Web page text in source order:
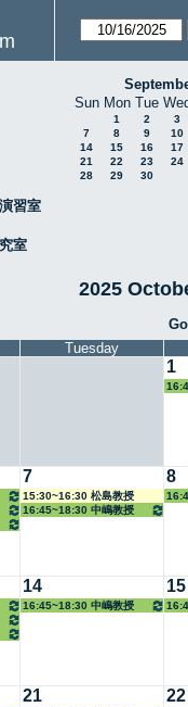
習室
室
Sun Mon Tue
1 2
3
7
8 9
10
14
15 16
17
21
22 23
24
28
29 30
2025
Tuesday
1
7
15:30~16:30 松島教授
16:45~18:30 中嶋教授
8
14
16:45~18:30 中嶋教授
15
21 22